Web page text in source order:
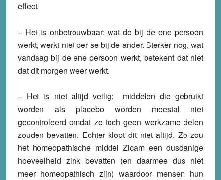
effect.
– Het is onbetrouwbaar: wat de bij de ene persoon
werkt, werkt niet per se bij de ander. Sterker nog, wat
vandaag bij de ene persoon werkt, betekent dat niet
dat dit morgen weer werkt.
– Het is niet altijd veilig: middelen die gebruikt
worden als placebo worden meestal niet
gecontroleerd omdat ze toch geen werkzame delen
zouden bevatten. Echter klopt dit niet altijd. Zo zou
het homeopathische middel Zicam een dusdanige
hoeveelheid zink bevatten (en daarmee dus niet
meer homeopathisch zijn) waardoor mensen hun